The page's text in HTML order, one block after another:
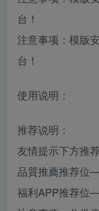
台！
注意事项：模版
台！
使用说明：
推荐说明：
友情提示下方推
品質推薦推荐位
福利APP推荐